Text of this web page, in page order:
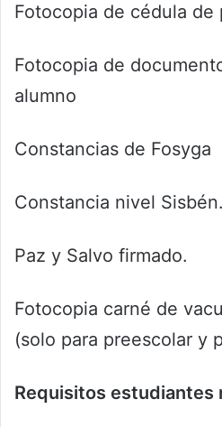
Fotocopia de cédula de
Fotocopia de
alumno
Constancias de Fosyga
Constancia nivel Sisbén.
Paz y Salvo firmado.
Fotocopia carné de
(solo para preescolar y
Requisitos estudiantes